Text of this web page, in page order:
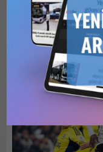
Paylaş